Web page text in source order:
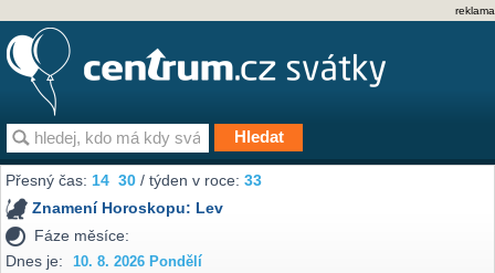
reklama
Přesný čas:14 30 / týden v roce:33
Znamení Horoskopu: Lev
Fáze měsíce:
Dnes je:
10. 8. 2026 Pondělí